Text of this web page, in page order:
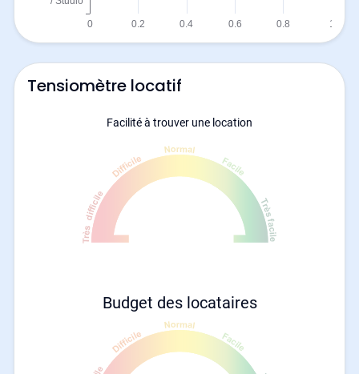
Tensiomètre locatif
Facilité à trouver une location
Budget des locataires